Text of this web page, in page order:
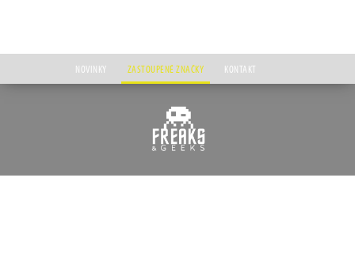
NOVINKY ZASTOUPENÉ ZNAČKY KONTAKT